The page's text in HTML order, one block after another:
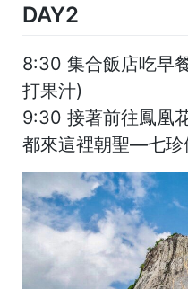
DAY2
8:30 集合飯店吃早
打果汁)
9:30 接著前往鳳凰
都來這裡朝聖—七珍